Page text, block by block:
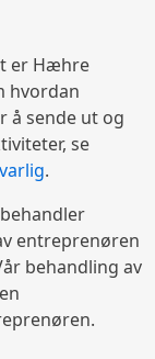
er Hæhre
hvordan
å sende ut og
se
.
entreprenøren
behandling av